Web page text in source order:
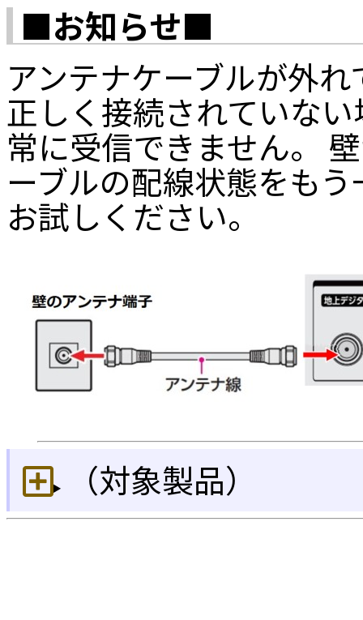
■お知らせ■
アンテナケーブルが外
正しく接続されていな
常に受信できません。
ーブルの配線状態をも
お試しください。
（対象製品）